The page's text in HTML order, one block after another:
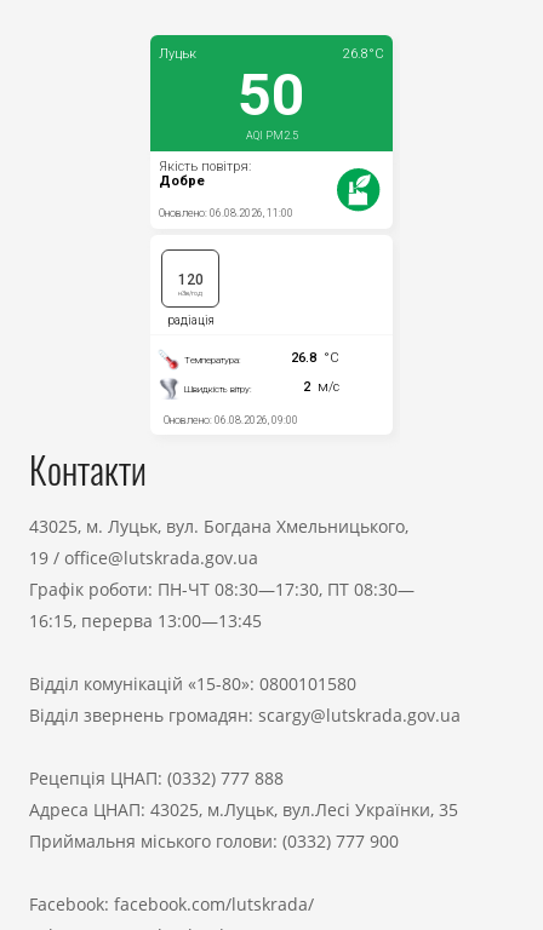
Контакти
43025, м. Луцьк, вул. Богдана Хмельницького,
19 / office@lutskrada.gov.ua
Графік роботи: ПН-ЧТ 08:30—17:30, ПТ 08:30—
16:15, перерва 13:00—13:45
Відділ комунікацій «15-80»: 0800101580
Відділ звернень громадян: scargy@lutskrada.gov.ua
Рецепція ЦНАП: (0332) 777 888
Адреса ЦНАП: 43025, м.Луцьк, вул.Лесі Українки, 35
Приймальня міського голови: (0332) 777 900
Facebook: facebook.com/lutskrada/